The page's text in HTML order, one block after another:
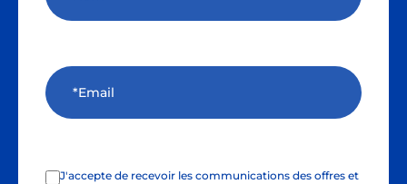
J'accepte de recevoir les communications des offres et